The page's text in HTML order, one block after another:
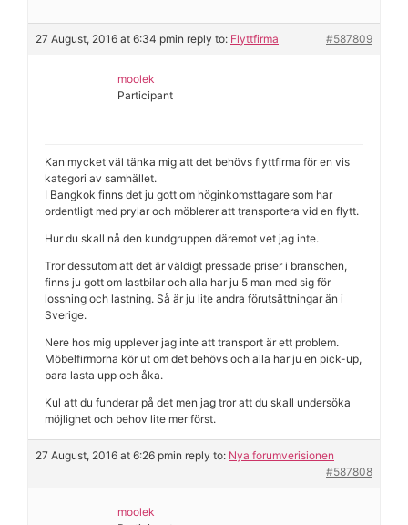
27 August, 2016 at 6:34 pmin reply to: Flyttfirma #587809
moolek
Participant
Kan mycket väl tänka mig att det behövs flyttfirma för en vis
kategori av samhället.
I Bangkok finns det ju gott om höginkomsttagare som har
ordentligt med prylar och möblerer att transportera vid en flytt.
Hur du skall nå den kundgruppen däremot vet jag inte.
Tror dessutom att det är väldigt pressade priser i branschen,
finns ju gott om lastbilar och alla har ju 5 man med sig för
lossning och lastning. Så är ju lite andra förutsättningar än i
Sverige.
Nere hos mig upplever jag inte att transport är ett problem.
Möbelfirmorna kör ut om det behövs och alla har ju en pick-up,
bara lasta upp och åka.
Kul att du funderar på det men jag tror att du skall undersöka
möjlighet och behov lite mer först.
27 August, 2016 at 6:26 pmin reply to: Nya forumverisionen
#587808
moolek